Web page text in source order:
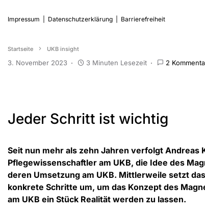
Impressum Datenschutzerklärung Barrierefreiheit
Startseite UKB insight
3. November 2023 3 Minuten Lesezeit 2
Jeder Schritt ist wichtig
Seit nun mehr als zehn Jahren verfolgt Andreas
Pflegewissenschaftler am UKB, die Idee des
deren Umsetzung am UKB. Mittlerweile setzt
konkrete Schritte um, um das Konzept des
am UKB ein Stück Realität werden zu lassen.